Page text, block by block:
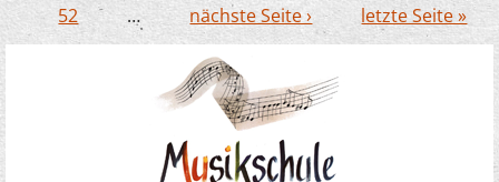
52
… nächste Seite › letzte Seite »